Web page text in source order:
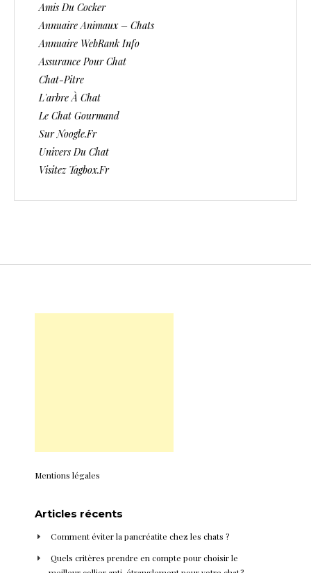
Amis Du Cocker
Annuaire Animaux – Chats
Annuaire WebRank Info
Assurance Pour Chat
Chat-Pitre
L'arbre À Chat
Le Chat Gourmand
Sur Noogle.fr
Univers Du Chat
Visitez Tagbox.fr
Mentions légales
Articles récents
Comment éviter la pancréatite chez les chats ?
Quels critères prendre en compte pour choisir le